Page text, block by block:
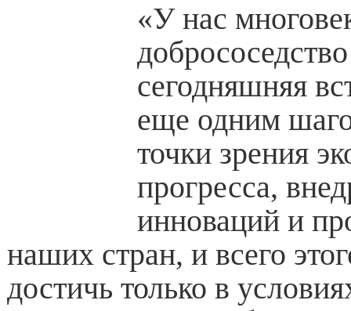
«У нас
сегодняшняя
еще одним
точки зрения
прогресса,
инноваций и
наших стран, и всего
достичь только в